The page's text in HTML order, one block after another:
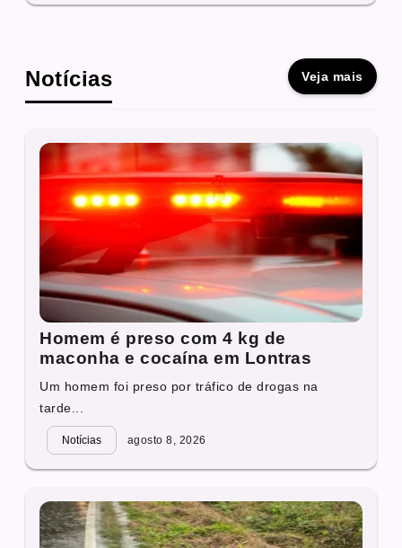
Notícias Veja mais
Homem é preso com 4 kg de
maconha e cocaína em Lontras
Um homem foi preso por tráfico de drogas na
tarde...
Notícias agosto 8, 2026